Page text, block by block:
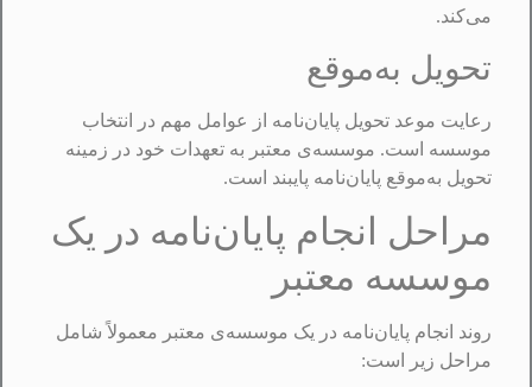
می‌کند.
تحویل به‌موقع
رعایت موعد تحویل پایان‌نامه از عوامل مهم در انتخاب
موسسه است. موسسه‌ی معتبر به تعهدات خود در زمینه
تحویل به‌موقع پایان‌نامه پایبند است.
مراحل انجام پایان‌نامه در یک
موسسه معتبر
روند انجام پایان‌نامه در یک موسسه‌ی معتبر معمولاً شامل
مراحل زیر است: